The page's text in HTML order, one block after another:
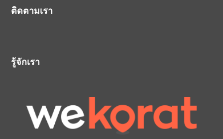
ติดตามเรา
รู้จักเรา